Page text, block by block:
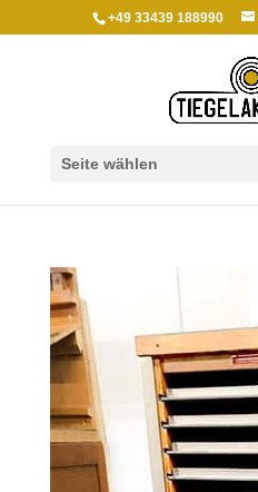
+49 33439 188990
Seite wählen